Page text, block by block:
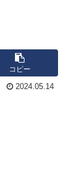
コピー
2024.05.14